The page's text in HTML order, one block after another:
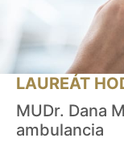
LAUREÁT
MUDr. Dana
ambulancia